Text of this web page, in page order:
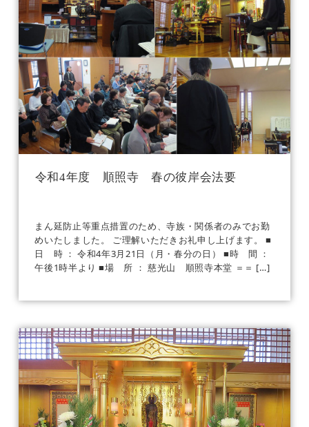
令和4年度 順照寺 春の彼岸会法要
まん延防止等重点措置のため、寺族・関係者のみでお勤
めいたしました。 ご理解いただきお礼申し上げます。 ■
日 時 ： 令和4年3月21日（月・春分の日） ■時 間 ：
午後1時半より ■場 所 ： 慈光山 順照寺本堂 ＝＝ […]